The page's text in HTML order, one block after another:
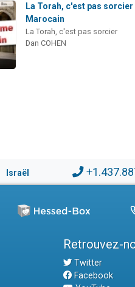
La Torah, c'est pas sorcier
Marocain
La Torah, c'est pas sorcier
Dan COHEN
Israël
Retrouvez-
Twitter
Facebook